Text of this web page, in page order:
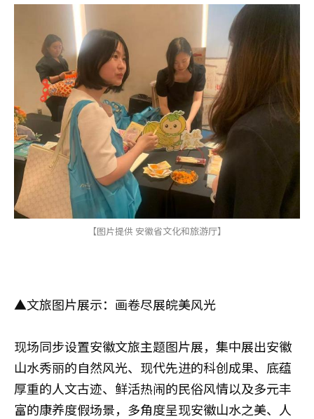
【图片提供 安徽省文化和旅游厅】
▲文旅图片展示：画卷尽展皖美风光
现场同步设置安徽文旅主题图片展，集中展出安徽
山水秀丽的自然风光、现代先进的科创成果、底蕴
厚重的人文古迹、鲜活热闹的民俗风情以及多元丰
富的康养度假场景，多角度呈现安徽山水之美、人